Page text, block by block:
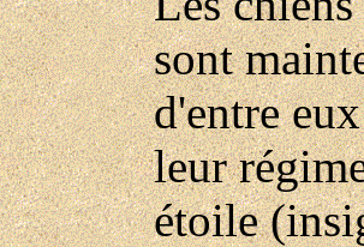
sont
d'entre
leur
étoile